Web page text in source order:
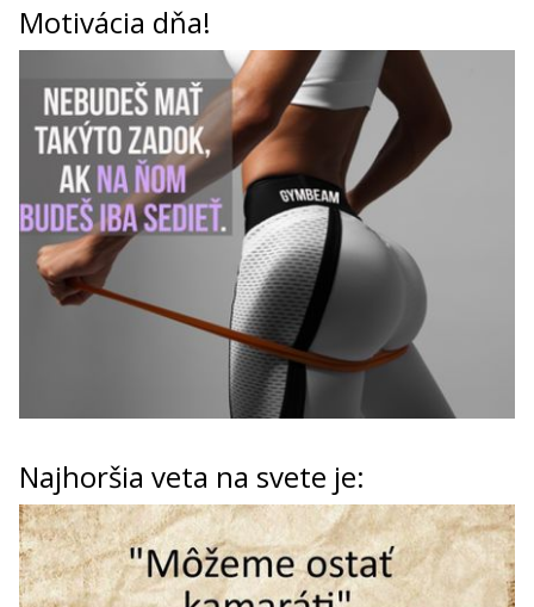
Motivácia dňa!
Najhoršia veta na svete je: